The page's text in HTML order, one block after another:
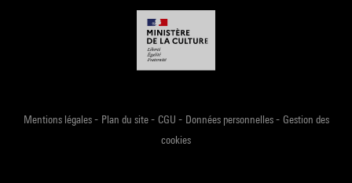
Mentions légales- Plan du site- CGU - Données personnelles- Gestion des
cookies